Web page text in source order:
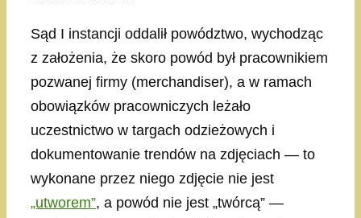
Sąd I instancji oddalił powództwo, wychodząc
z założenia, że skoro powód był pracownikiem
pozwanej firmy (merchandiser), a w ramach
obowiązków pracowniczych leżało
uczestnictwo w targach odzieżowych i
dokumentowanie trendów na zdjęciach — to
wykonane przez niego zdjęcie nie jest
„utworem”, a powód nie jest „twórcą” —